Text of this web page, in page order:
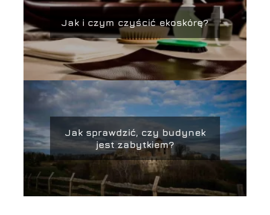
Jak i czym czyścić ekoskórę?
Jak sprawdzić, czy budynek
jest zabytkiem?